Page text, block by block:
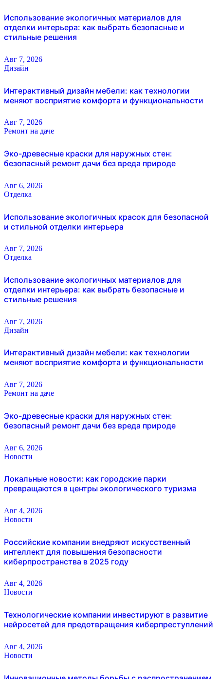
Использование экологичных материалов для
отделки интерьера: как выбрать безопасные и
стильные решения
Авг 7, 2026
Дизайн
Интерактивный дизайн мебели: как технологии
меняют восприятие комфорта и функциональности
Авг 7, 2026
Ремонт на даче
Эко-древесные краски для наружных стен:
безопасный ремонт дачи без вреда природе
Авг 6, 2026
Отделка
Использование экологичных красок для безопасной
и стильной отделки интерьера
Авг 7, 2026
Отделка
Использование экологичных материалов для
отделки интерьера: как выбрать безопасные и
стильные решения
Авг 7, 2026
Дизайн
Интерактивный дизайн мебели: как технологии
меняют восприятие комфорта и функциональности
Авг 7, 2026
Ремонт на даче
Эко-древесные краски для наружных стен:
безопасный ремонт дачи без вреда природе
Авг 6, 2026
Новости
Локальные новости: как городские парки
превращаются в центры экологического туризма
Авг 4, 2026
Новости
Российские компании внедряют искусственный
интеллект для повышения безопасности
киберпространства в 2025 году
Авг 4, 2026
Новости
Технологические компании инвестируют в развитие
нейросетей для предотвращения киберпреступлений
Авг 4, 2026
Новости